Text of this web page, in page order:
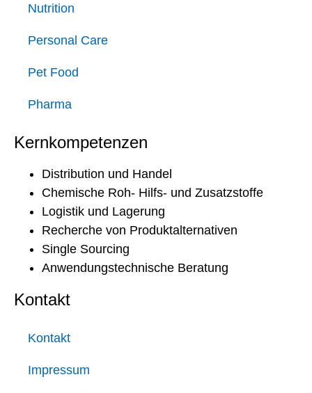
Nutrition
Personal Care
Pet Food
Pharma
Kernkompetenzen
Distribution und Handel
Chemische Roh- Hilfs- und Zusatzstoffe
Logistik und Lagerung
Recherche von Produktalternativen
Single Sourcing
Anwendungstechnische Beratung
Kontakt
Kontakt
Impressum